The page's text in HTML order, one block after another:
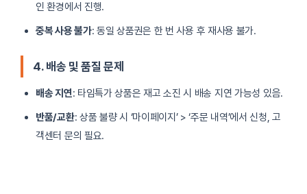
인 환경에서 진행.
중복 사용 불가: 동일 상품권은 한 번 사용 후 재사용 불가.
4. 배송 및 품질 문제
배송 지연: 타임특가 상품은 재고 소진 시 배송 지연 가능성 있음.
반품/교환: 상품 불량 시 ‘마이페이지’ > ‘주문 내역’에서 신청, 고
객센터 문의 필요.